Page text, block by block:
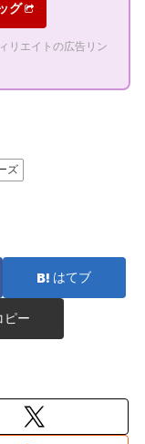
グ
リエイトの広告リン
ズ
はてブ
ピー